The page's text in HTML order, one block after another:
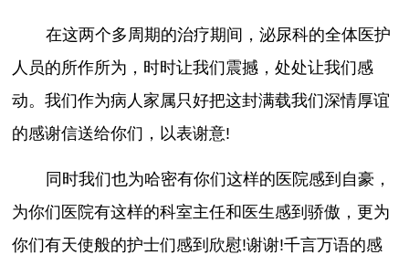
在这两个多周期的治疗期间，泌尿科的全体医护
人员的所作所为，时时让我们震撼，处处让我们感
动。我们作为病人家属只好把这封满载我们深情厚谊
的感谢信送给你们，以表谢意!
同时我们也为哈密有你们这样的医院感到自豪，
为你们医院有这样的科室主任和医生感到骄傲，更为
你们有天使般的护士们感到欣慰!谢谢!千言万语的感